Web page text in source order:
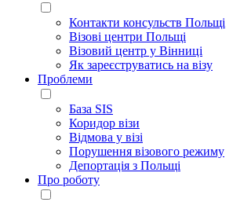
Контакти консульств Польщі
Візові центри Польщі
Візовий центр у Вінниці
Як зареєструватись на візу
Проблеми
База SIS
Коридор візи
Відмова у візі
Порушення візового режиму
Депортація з Польщі
Про роботу